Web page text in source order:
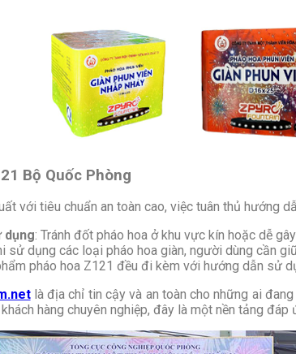
Bộ Quốc Phòng
với tiêu chuẩn an toàn cao, việc tuân thủ hướng
dụng: Tránh đốt pháo hoa ở khu vực kín hoặc dễ
sử dụng các loại pháo hoa giàn, người dùng cần
pháo hoa Z121 đều đi kèm với hướng dẫn sử
là địa chỉ tin cậy và an toàn cho những ai
hàng chuyên nghiệp, đây là một nền tảng